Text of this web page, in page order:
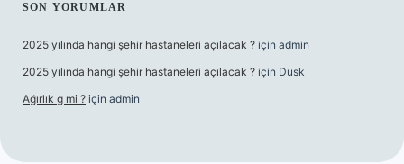
SON YORUMLAR
2025 yılında hangi şehir hastaneleri açılacak ? için admin
2025 yılında hangi şehir hastaneleri açılacak ? için Dusk
Ağırlık g mi ? için admin